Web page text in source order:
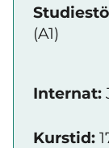
(A1)
Internat:
Kurstid: